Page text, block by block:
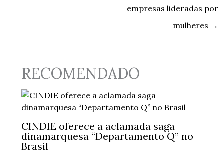
empresas lideradas por
mulheres →
RECOMENDADO
CINDIE oferece a aclamada saga
dinamarquesa “Departamento Q” no
Brasil